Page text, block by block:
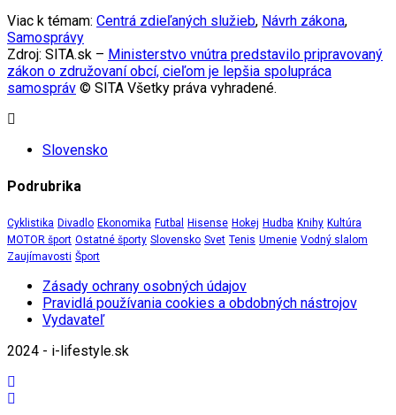
Viac k témam: Centrá zdieľaných služieb, Návrh zákona,
Samosprávy
Zdroj: SITA.sk – Ministerstvo vnútra predstavilo pripravovaný
zákon o združovaní obcí, cieľom je lepšia spolupráca
samospráv © SITA Všetky práva vyhradené.
Slovensko
Podrubrika
Cyklistika Divadlo Ekonomika Futbal Hisense Hokej Hudba Knihy Kultúra
MOTOR šport Ostatné športy Slovensko Svet Tenis Umenie Vodný slalom
Zaujímavosti Šport
Zásady ochrany osobných údajov
Pravidlá používania cookies a obdobných nástrojov
Vydavateľ
2024 - i-lifestyle.sk